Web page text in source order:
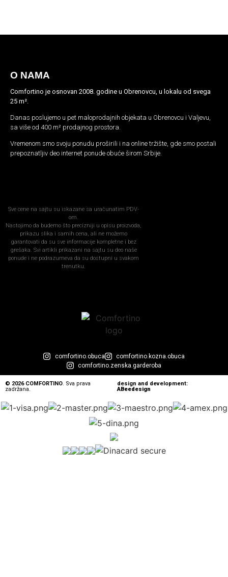
O NAMA
Comfortino je osnovan 2008. godine u Obrenovcu, u lokalu od svega
25 m².
Danas poslujemo u pet maloprodajnih objekata u Obrenovcu i Valjevu,
sa više od 400 m² prodajnog prostora.
Vremenom smo svoju ponudu proširili i na online tržište, gde smo postali
prepoznatljiv deo internet ponude obuće širom Srbije.
Sve cene na sajtu su iskazane sa uračunatim PDV-
om.
Nastojimo da budemo što precizniji u opisu proizvoda,
prikazu slika i samih cena, ali ne možemo
garantovati da su sve informacije kompletne i bez
grešaka. Svi artikli prikazani na sajtu su deo naše
ponude i ne podrazumeva da su dostupni u svakom
trenutku.
comfortino.obuca
comfortino.kozna.obuca
comfortino.zenska.garderoba
© 2026 COMFORTINO. Sva prava
zadržana.
design and development:
ABeedesign